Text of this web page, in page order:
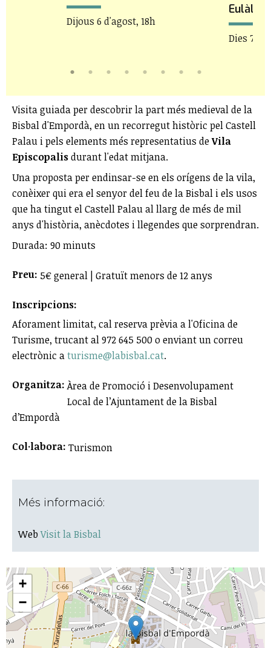
Dijous 6 d'agost, 18h
Eulàlia
Dies 7 i
Visita guiada per descobrir la part més medieval de la
Bisbal d'Empordà, en un recorregut històric pel Castell
Palau i pels elements més representatius deVila
Episcopalisdurant l'edat mitjana.
Una proposta per endinsar-se en els orígens de la vila,
conèixer qui era el senyor del feu de la Bisbal i els usos
que ha tingut el Castell Palau al llarg de més de mil
anys d'història, anècdotes i llegendes que sorprendran.
Durada: 90 minuts
Preu: 5€ general | Gratuït menors de 12 anys
Inscripcions:
Aforament limitat, cal reserva prèvia a l'Oficina de
Turisme, trucant al 972 645 500 o enviant un correu
electrònic aturisme@labisbal.cat.
Organitza: Àrea de Promoció i Desenvolupament
Local de l’Ajuntament de la Bisbal
d’Empordà
Col·labora: Turismon
Més informació:
WebVisit la Bisbal
+
−